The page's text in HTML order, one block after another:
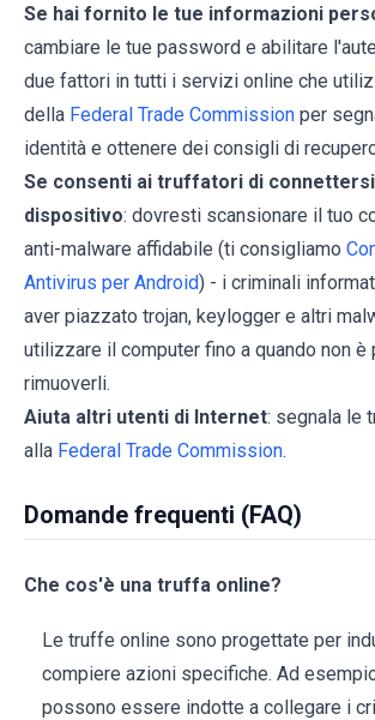
Se hai fornito le tue informazioni
cambiare le tue password e abilitare
due fattori in tutti i servizi online che
della Federal Trade Commission per
identità e ottenere dei consigli di
Se consenti ai truffatori di
dispositivo: dovresti scansionare il tuo
anti-malware affidabile (ti consigliamo
Antivirus per Android) - i criminali
aver piazzato trojan, keylogger e altri
utilizzare il computer fino a quando non
rimuoverli.
Aiuta altri utenti di Internet: segnala le
alla Federal Trade Commission.
Domande frequenti (FAQ)
Che cos'è una truffa online?
Le truffe online sono progettate per
compiere azioni specifiche. Ad
possono essere indotte a collegare i